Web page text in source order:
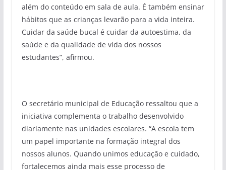
além do conteúdo em sala de aula. É também ensinar
hábitos que as crianças levarão para a vida inteira.
Cuidar da saúde bucal é cuidar da autoestima, da
saúde e da qualidade de vida dos nossos
estudantes”, afirmou.
O secretário municipal de Educação ressaltou que a
iniciativa complementa o trabalho desenvolvido
diariamente nas unidades escolares. “A escola tem
um papel importante na formação integral dos
nossos alunos. Quando unimos educação e cuidado,
fortalecemos ainda mais esse processo de